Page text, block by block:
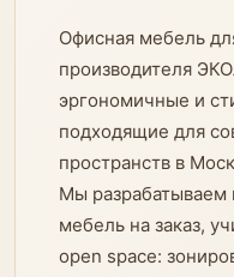
Офисная мебель
производителя
эргономичные и
подходящие для
пространств в
Мы разрабатываем
мебель на заказ,
open space: